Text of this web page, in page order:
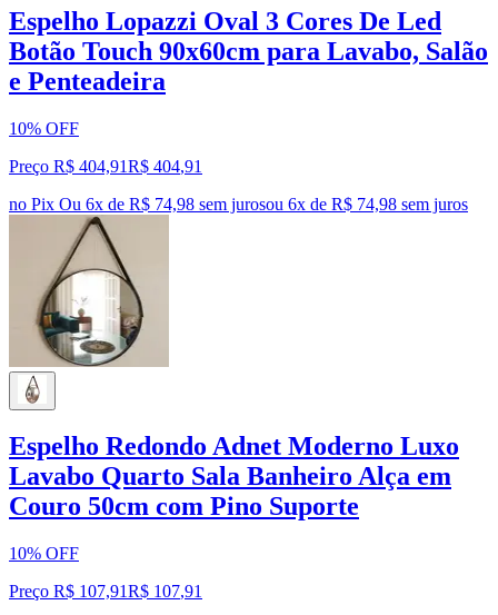
Espelho Lopazzi Oval 3 Cores De Led
Botão Touch 90x60cm para Lavabo, Salão
e Penteadeira
10% OFF
Preço R$ 404,91R$ 404,91
no Pix Ou 6x de R$ 74,98 sem jurosou 6x de R$ 74,98 sem juros
Espelho Redondo Adnet Moderno Luxo
Lavabo Quarto Sala Banheiro Alça em
Couro 50cm com Pino Suporte
10% OFF
Preço R$ 107,91R$ 107,91